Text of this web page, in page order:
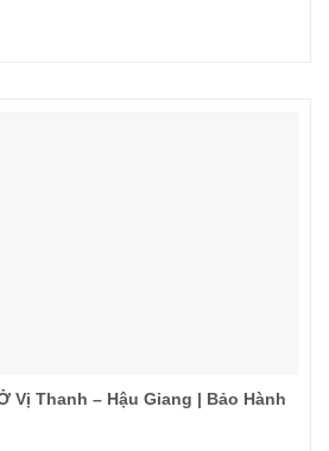
Vị Thanh – Hậu Giang | Bảo Hành